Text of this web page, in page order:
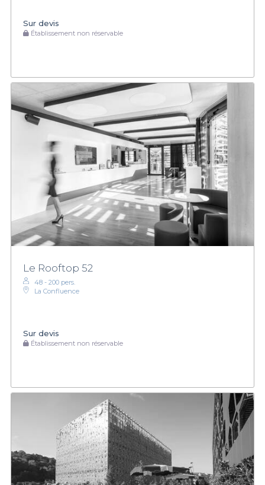
Sur devis
Établissement non réservable
Le Rooftop 52
48 - 200 pers.
La Confluence
Sur devis
Établissement non réservable